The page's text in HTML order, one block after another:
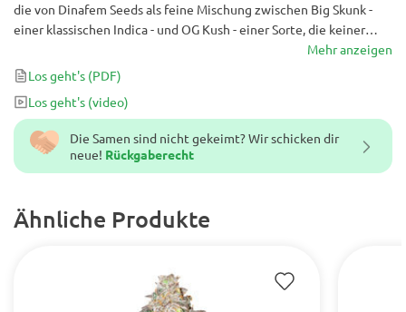
Die Samen sind nicht gekeimt? Wir schicken dir
neue! Rückgaberecht
Ähnliche Produkte
die von Dinafem Seeds als feine Mischung zwischen Big Skunk -
einer klassischen Indica - und OG Kush - einer Sorte, die keiner
Einführung bedarf - entwickelt wurde, um eine schnell wachsende
Pflanze mit einem scharfen Aroma mit hohen Erträgen von zu
erhalten dichte, klebrige Nuggets.
Mehr anzeigen
Los geht's (PDF)
Los geht's (video)